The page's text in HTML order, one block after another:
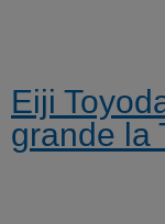
Eiji
grande la